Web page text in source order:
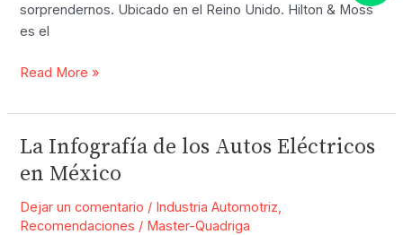
sorprendernos. Ubicado en el Reino Unido. Hilton & Moss
es el
Hilton
Storage,
el
primer
hotel
para
autos
Read More »
La Infografía de los Autos Eléctricos
en México
Dejar un comentario / Industria Automotriz,
Recomendaciones / Master-Quadriga